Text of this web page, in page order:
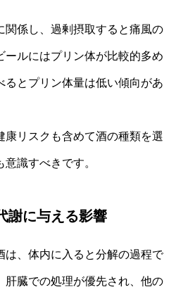
関係し、過剰摂取すると痛風の
ールにはプリン体が比較的多め
るとプリン体量は低い傾向があ
康リスクも含めて酒の種類を選
識すべきです。
謝に与える影響
は、体内に入ると分解の過程で
肝臓での処理が優先され、他の